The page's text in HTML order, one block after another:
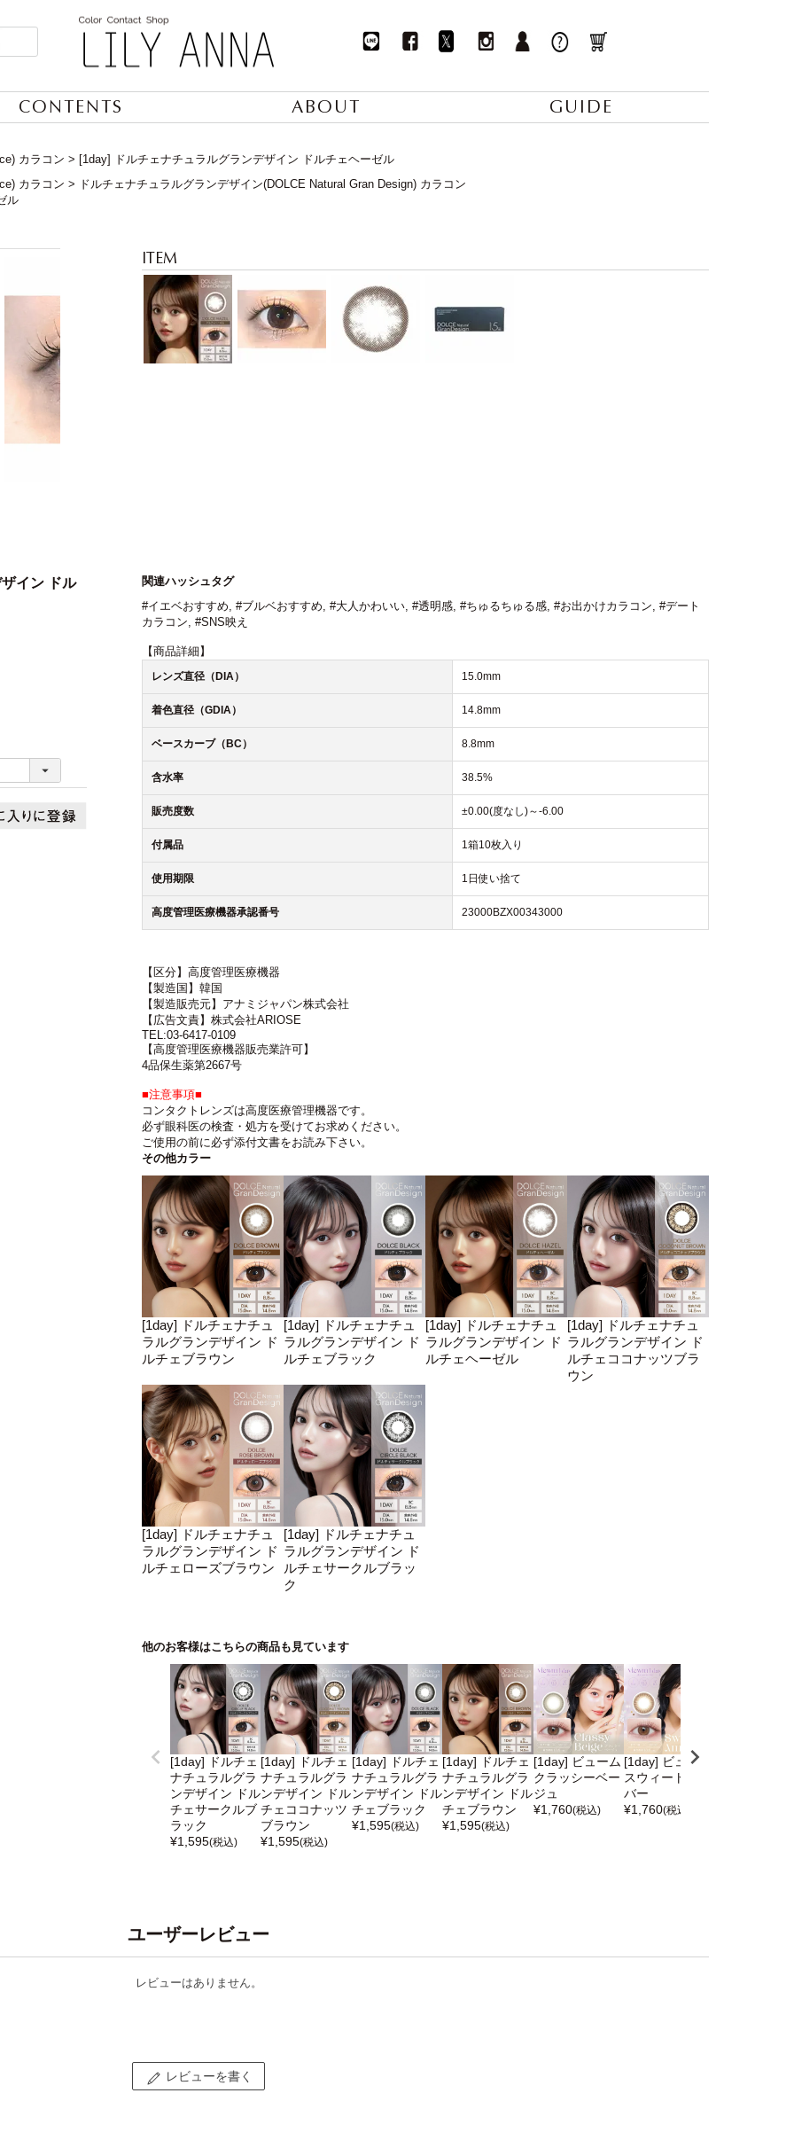
CONTENTS ABOUT GUIDE
カラコン
[1day] ドルチェナチュラルグランデザイン ドルチェヘーゼル
カラコン
ドルチェナチュラルグランデザイン(DOLCE Natural Gran Design) カラコン
ル
イン ドル
関連ハッシュタグ
#イエベおすすめ, #ブルベおすすめ, #大人かわいい, #透明感, #ちゅるちゅる感, #お出かけカラコン, #デート
カラコン, #SNS映え
【商品詳細】
レンズ直径（DIA） 15.0mm
着色直径（GDIA） 14.8mm
ベースカーブ（BC） 8.8mm
含水率 38.5%
販売度数 ±0.00(度なし)～-6.00
付属品 1箱10枚入り
使用期限 1日使い捨て
高度管理医療機器承認番号 23000BZX00343000
【区分】高度管理医療機器
【製造国】韓国
【製造販売元】アナミジャパン株式会社
【広告文責】株式会社ARIOSE
TEL:03-6417-0109
【高度管理医療機器販売業許可】
4品保生薬第2667号
■注意事項■
コンタクトレンズは高度医療管理機器です。
必ず眼科医の検査・処方を受けてお求めください。
ご使用の前に必ず添付文書をお読み下さい。
その他カラー
[1day] ドルチェナチュ
ラルグランデザイン ド
ルチェブラウン
[1day] ドルチェナチュ
ラルグランデザイン ド
ルチェブラック
[1day] ドルチェナチュ
ラルグランデザイン ド
ルチェヘーゼル
[1day] ドルチェナチュ
ラルグランデザイン ド
ルチェココナッツブラ
ウン
[1day] ドルチェナチュ
ラルグランデザイン ド
ルチェローズブラウン
[1day] ドルチェナチュ
ラルグランデザイン ド
ルチェサークルブラッ
ク
他のお客様はこちらの商品も見ています
[1day] ドルチェ
ナチュラルグラ
ンデザイン ドル
チェサークルブ
ラック
¥1,595(税込)
[1day] ドルチェ
ナチュラルグラ
ンデザイン ドル
チェココナッツ
ブラウン
¥1,595(税込)
[1day] ドルチェ
ナチュラルグラ
ンデザイン ドル
チェブラック
¥1,595(税込)
[1day] ドルチェ
ナチュラルグラ
ンデザイン ドル
チェブラウン
¥1,595(税込)
[1day] ビューム
クラッシーベー
ジュ
¥1,760(税込)
[1day] ビューム
スウィートアン
バー
¥1,760(税込)
ユーザーレビュー
レビューはありません。
レビューを書く